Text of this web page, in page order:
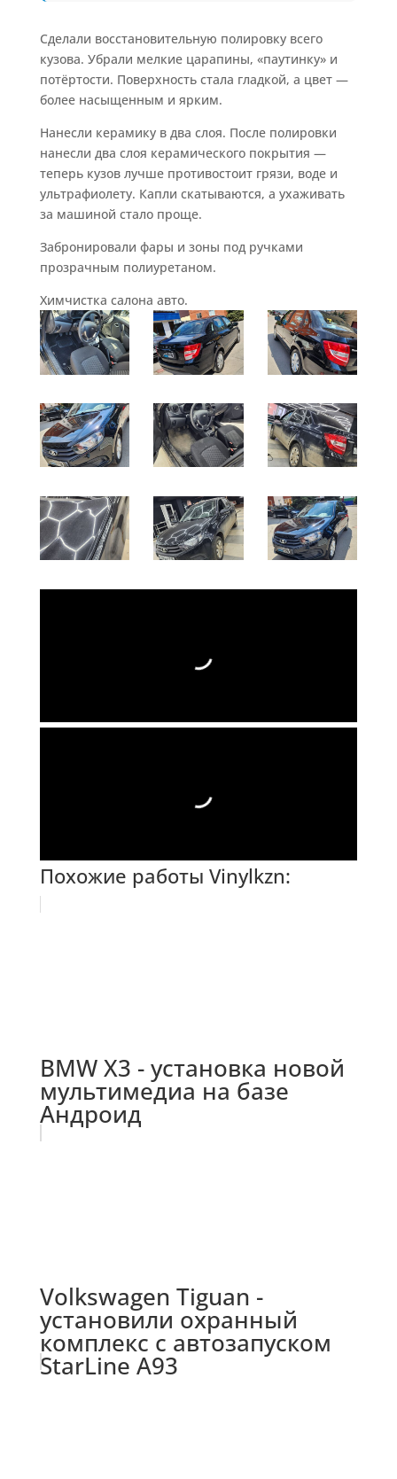
Сделали восстановительную полировку всего
кузова. Убрали мелкие царапины, «паутинку» и
потёртости. Поверхность стала гладкой, а цвет —
более насыщенным и ярким.
Нанесли керамику в два слоя. После полировки
нанесли два слоя керамического покрытия —
теперь кузов лучше противостоит грязи, воде и
ультрафиолету. Капли скатываются, а ухаживать
за машиной стало проще.
Забронировали фары и зоны под ручками
прозрачным полиуретаном.
Химчистка салона авто.
Похожие работы Vinylkzn:
BMW X3 - установка новой
мультимедиа на базе
Андроид
Volkswagen Tiguan -
установили охранный
комплекс с автозапуском
StarLine A93